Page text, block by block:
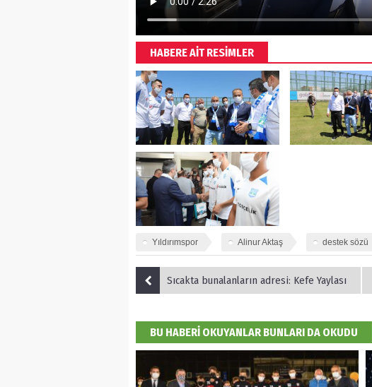
HABERE AİT RESİMLER
Yıldırımspor Alinur Aktaş destek sözü
Sıcakta bunalanların adresi: Kefe Yaylası
BU HABERİ OKUYANLAR BUNLARI DA OKUDU